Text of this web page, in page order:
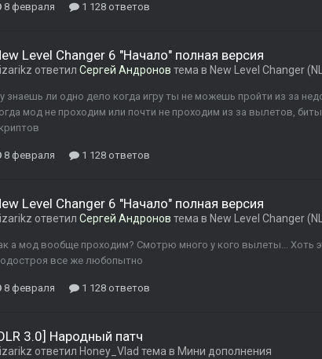
8 февраля 1 128 ответов
Level Changer 6 "Начало" полная версия
ответил Сергей Андронов тема в New Level Changer
знаешь ли одно дело когда игру ты не можешь пройти из за
мод не проходим или почти не проходим из за вылетов,
8 февраля 1 128 ответов
Level Changer 6 "Начало" полная версия
ответил Сергей Андронов тема в New Level Changer
а мод вообще проходим? Смотрю много у кого вылеты... Хоть
все же любопытно
8 февраля 1 128 ответов
3.0] Народный патч
ответил Honey_Vlad тема в Мини дополнения